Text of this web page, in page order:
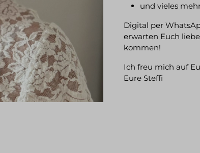
und vieles
Digital per
erwarten Euch
kommen!
Ich freu mich auf
Eure Steffi